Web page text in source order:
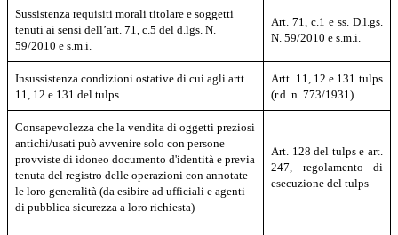
Sussistenza requisiti morali titolare e soggetti
tenuti ai sensi dell’art. 71, c.5 del d.lgs. N.
59/2010 e s.m.i.
Art. 71, c.1 e ss. D.l.gs.
N. 59/2010 e s.m.i.
Insussistenza condizioni ostative di cui agli artt.
11, 12 e 131 del tulps
Artt. 11, 12 e 131 tulps
(r.d. n. 773/1931)
Consapevolezza che la vendita di oggetti preziosi
antichi/usati può avvenire solo con persone
provviste di idoneo documento d'identità e previa
tenuta del registro delle operazioni con annotate
le loro generalità (da esibire ad ufficiali e agenti
di pubblica sicurezza a loro richiesta)
Art. 128 del tulps e art.
247, regolamento di
esecuzione del tulps